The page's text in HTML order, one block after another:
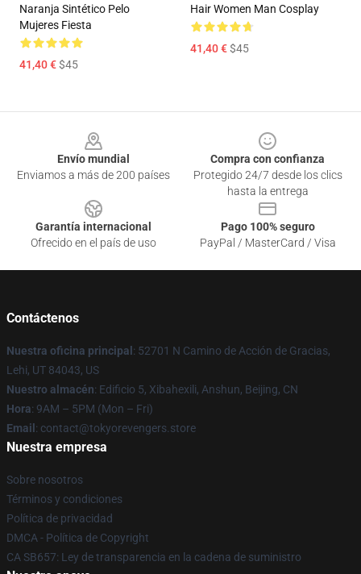
Naranja Sintético Pelo
Mujeres Fiesta
41,40 €$45
Hair Women Man Cosplay
41,40 €$45
Envío mundial
Enviamos a más de 200 países
Compra con confianza
Protegido 24/7 desde los clics
hasta la entrega
Garantía internacional
Ofrecido en el país de uso
Pago 100% seguro
PayPal / MasterCard / Visa
Contáctenos
Nuestra oficina principal : 52701 N Camino de Acción de Gracias,
Lehi, UT 84043, US
Nuestro almacén: Edificio 5, Xibahexili, Anshun, Beijing, CN
Hora: 9AM – 5PM (Mon – Fri)
Email : contact@tokyorevengers.store
Nuestra empresa
Sobre nosotros
Términos y condiciones
Política de privacidad
DMCA - Política de Copyright
CA SB657: Ley de transparencia en la cadena de suministro